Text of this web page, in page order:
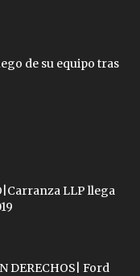
de su equipo tras
LLP llega
DERECHOS| Ford